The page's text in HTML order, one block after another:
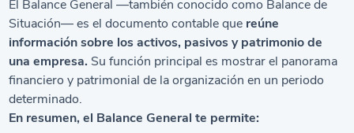
El Balance General —también conocido como Balance de
Situación— es el documento contable que reúne
información sobre los activos, pasivos y patrimonio de
una empresa. Su función principal es mostrar el panorama
financiero y patrimonial de la organización en un periodo
determinado.
En resumen, el Balance General te permite: